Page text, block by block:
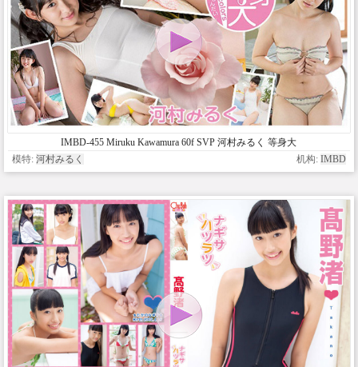
IMBD-455 Miruku Kawamura 60f SVP 河村みるく 等身大
模特: 河村みるく 机构: IMBD